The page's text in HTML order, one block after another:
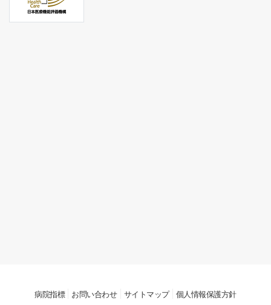
病院指標 お問い合わせ サイトマップ 個人情報保護方針